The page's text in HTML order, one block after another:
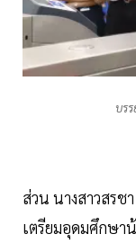
บร
ส่วน นางสาวสรช
เตรียมอุดมศึกษา